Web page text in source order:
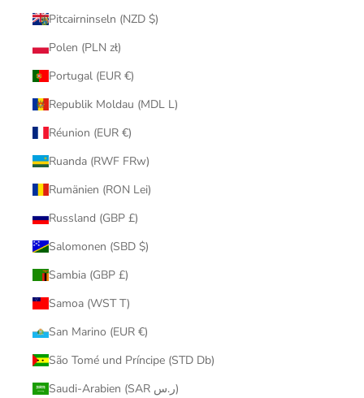
Pitcairninseln (NZD $)
Polen (PLN zł)
Portugal (EUR €)
Republik Moldau (MDL L)
Réunion (EUR €)
Ruanda (RWF FRw)
Rumänien (RON Lei)
Russland (GBP £)
Salomonen (SBD $)
Sambia (GBP £)
Samoa (WST T)
San Marino (EUR €)
São Tomé und Príncipe (STD Db)
Saudi-Arabien (SAR ر.س)